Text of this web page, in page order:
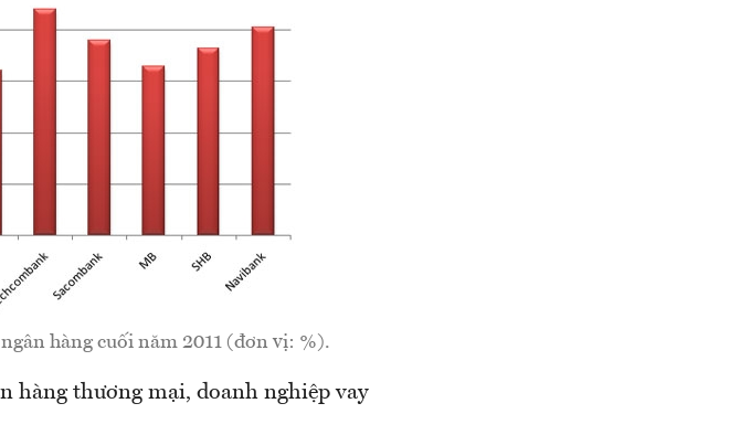
hàng cuối năm 2011 (đơn vị: %).
hàng thương mại, doanh nghiệp vay